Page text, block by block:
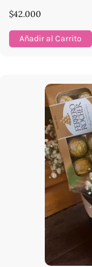
$42.000
Añadir al Carrito